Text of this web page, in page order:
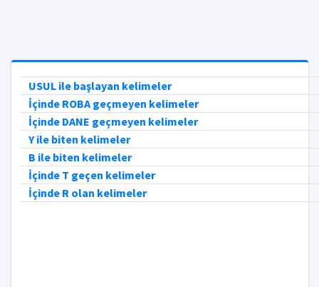
USUL ile başlayan kelimeler
İçinde ROBA geçmeyen kelimeler
İçinde DANE geçmeyen kelimeler
Y ile biten kelimeler
B ile biten kelimeler
İçinde T geçen kelimeler
İçinde R olan kelimeler